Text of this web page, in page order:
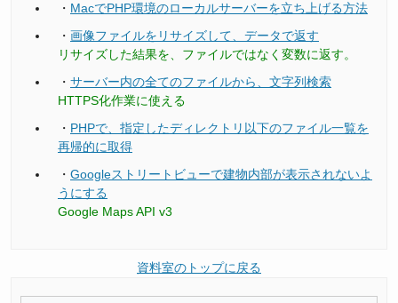
・ MacでPHP環境のローカルサーバーを立ち上げる方法
・ 画像ファイルをリサイズして、データで返す
リサイズした結果を、ファイルではなく変数に返す。
・ サーバー内の全てのファイルから、文字列検索
HTTPS化作業に使える
・ PHPで、指定したディレクトリ以下のファイル一覧を
再帰的に取得
・ Googleストリートビューで建物内部が表示されないよ
うにする
Google Maps API v3
資料室のトップに戻る